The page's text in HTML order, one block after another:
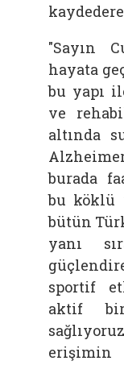
"Sayın
hayata
bu yapı
ve
altında
burada
bu köklü
bütün
yanı
sportif
aktif
erişimin